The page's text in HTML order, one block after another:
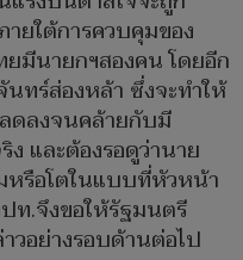
ยใต้การควบคุมของ
มีนายกฯสองคน โดยอีก
ทร์ส่องหล้า ซึ่งจะทำให้
ดลงจนคล้ายกับมี
และต้องรอดูว่านาย
รือโตในแบบที่หัวหน้า
.จึงขอให้รัฐมนตรี
อย่างรอบด้านต่อไป